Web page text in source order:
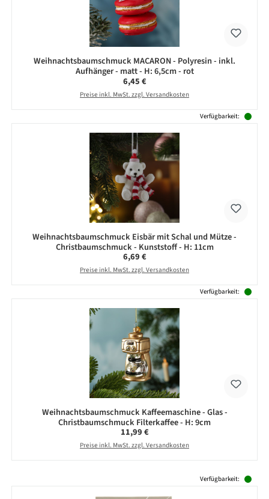
Weihnachtsbaumschmuck MACARON - Polyresin - inkl.
Aufhänger - matt - H: 6,5cm - rot
Regulärer Preis:
6,45 €
Preise inkl. MwSt. zzgl. Versandkosten
Verfügbarkeit:
Weihnachtsbaumschmuck Eisbär mit Schal und Mütze -
Christbaumschmuck - Kunststoff - H: 11cm
Regulärer Preis:
6,69 €
Preise inkl. MwSt. zzgl. Versandkosten
Verfügbarkeit:
Weihnachtsbaumschmuck Kaffeemaschine - Glas -
Christbaumschmuck Filterkaffee - H: 9cm
Regulärer Preis:
11,99 €
Preise inkl. MwSt. zzgl. Versandkosten
Verfügbarkeit: